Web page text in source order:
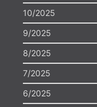
10/2025
9/2025
8/2025
7/2025
6/2025